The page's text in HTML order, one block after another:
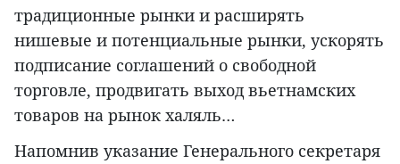
традиционные рынки и расширять
нишевые и потенциальные рынки, ускорять
подписание соглашений о свободной
торговле, продвигать выход вьетнамских
товаров на рынок халяль…
Напомнив указание Генерального секретаря